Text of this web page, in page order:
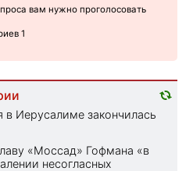
вам нужно проголосовать
1
в Иерусалиме закончилась
«Моссад» Гофмана «в
несогласных